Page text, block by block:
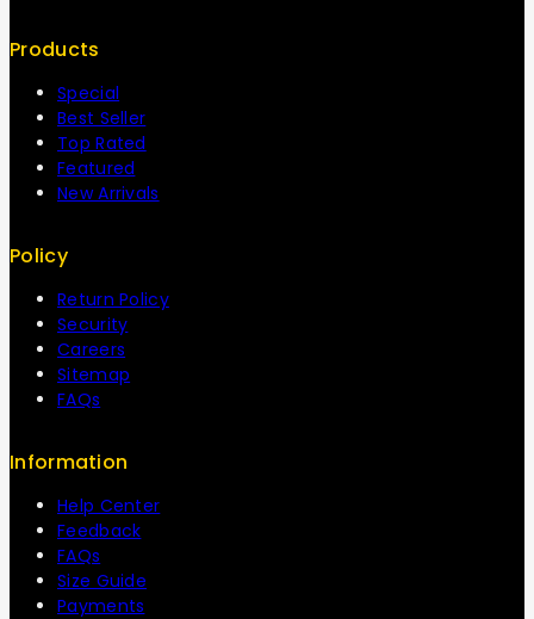
Products
Special
Best Seller
Top Rated
Featured
New Arrivals
Policy
Return Policy
Security
Careers
Sitemap
FAQs
Information
Help Center
Feedback
FAQs
Size Guide
Payments